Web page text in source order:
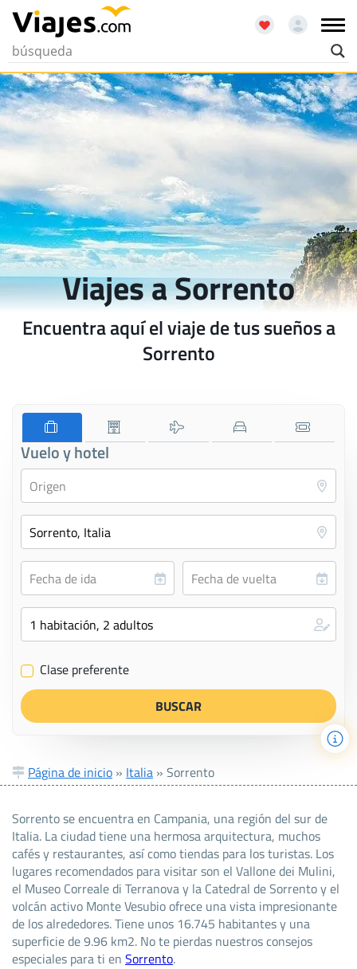
Viajes a Sorrento
Encuentra aquí el viaje de tus sueños a
Sorrento
Vuelo y hotel
✔ Clase preferente
Página de inicio » Italia » Sorrento
Sorrento se encuentra en Campania, una región del sur de
Italia. La ciudad tiene una hermosa arquitectura, muchos
cafés y restaurantes, así como tiendas para los turistas. Los
lugares recomendados para visitar son el Vallone dei Mulini,
el Museo Correale di Terranova y la Catedral de Sorrento y el
volcán activo Monte Vesubio ofrece una vista impresionante
de los alrededores. Tiene unos 16.745 habitantes y una
superficie de 9.96 km2. No te pierdas nuestros consejos
especiales para ti en Sorrento.